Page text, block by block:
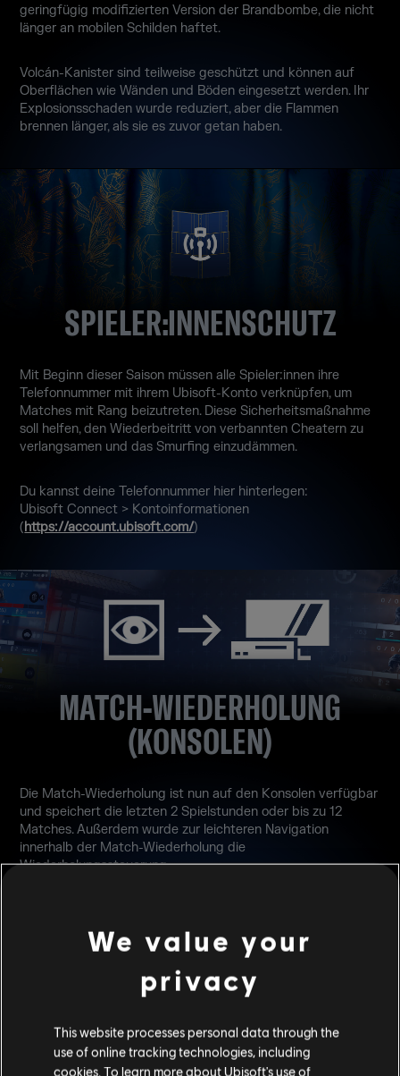
geringfügig modifizierten Version der Brandbombe, die nicht
länger an mobilen Schilden haftet.
Volcán-Kanister sind teilweise geschützt und können auf
Oberflächen wie Wänden und Böden eingesetzt werden. Ihr
Explosionsschaden wurde reduziert, aber die Flammen
brennen länger, als sie es zuvor getan haben.
SPIELER:INNENSCHUTZ
Mit Beginn dieser Saison müssen alle Spieler:innen ihre
Telefonnummer mit ihrem Ubisoft-Konto verknüpfen, um
Matches mit Rang beizutreten. Diese Sicherheitsmaßnahme
soll helfen, den Wiederbeitritt von verbannten Cheatern zu
verlangsamen und das Smurfing einzudämmen.
Du kannst deine Telefonnummer hier hinterlegen:
Ubisoft Connect > Kontoinformationen
(https://account.ubisoft.com/)
MATCH-WIEDERHOLUNG
(KONSOLEN)
Die Match-Wiederholung ist nun auf den Konsolen verfügbar
und speichert die letzten 2 Spielstunden oder bis zu 12
Matches. Außerdem wurde zur leichteren Navigation
innerhalb der Match-Wiederholung die
Wiederholungssteuerung
R6-FIX-ANREIZPROGRAMM
We value your
privacy
This website processes personal data through the
use of online tracking technologies, including
cookies. To learn more about Ubisoft's use of